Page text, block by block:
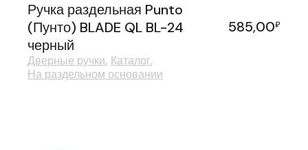
Ручка раздельная Punto
(Пунто) BLADE QL BL-24
черный
585,00₽
Дверные ручки Каталог
На раздельном основании